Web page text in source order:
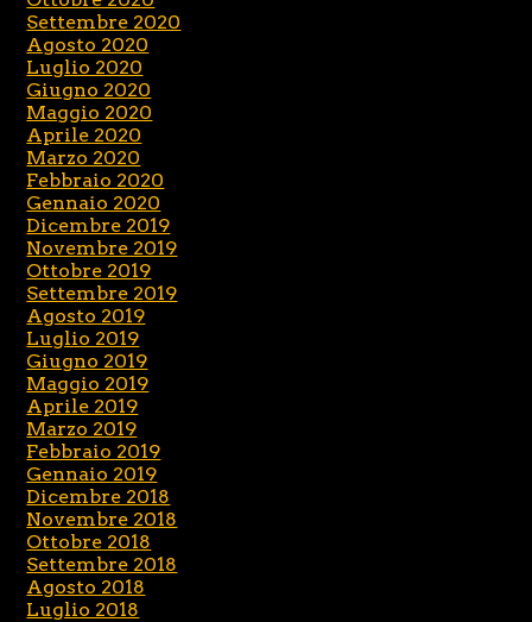
Settembre 2020
Agosto 2020
Luglio 2020
Giugno 2020
Maggio 2020
Aprile 2020
Marzo 2020
Febbraio 2020
Gennaio 2020
Dicembre 2019
Novembre 2019
Ottobre 2019
Settembre 2019
Agosto 2019
Luglio 2019
Giugno 2019
Maggio 2019
Aprile 2019
Marzo 2019
Febbraio 2019
Gennaio 2019
Dicembre 2018
Novembre 2018
Ottobre 2018
Settembre 2018
Agosto 2018
Luglio 2018